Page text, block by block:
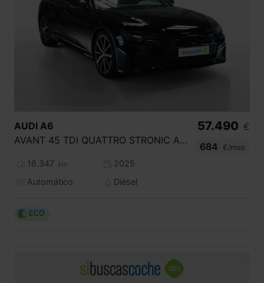
AUDI A6
AVANT 45 TDI QUATTRO STRONIC ADVANCED
16.347 km
2025
Automático
Diésel
57.490 €
684
€/mes
ECO